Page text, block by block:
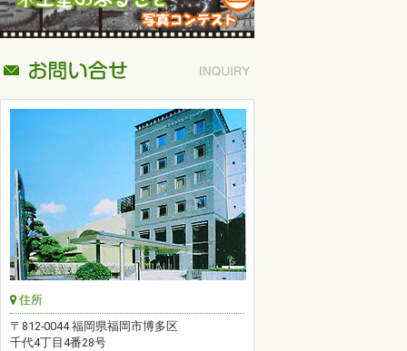
住所
〒812-0044 福岡県福岡市博多区
千代4丁目4番28号